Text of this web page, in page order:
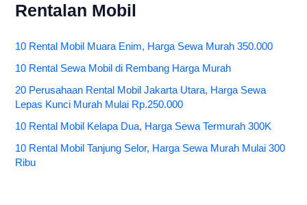
Rentalan Mobil
10 Rental Mobil Muara Enim, Harga Sewa Murah 350.000
10 Rental Sewa Mobil di Rembang Harga Murah
20 Perusahaan Rental Mobil Jakarta Utara, Harga Sewa
Lepas Kunci Murah Mulai Rp.250.000
10 Rental Mobil Kelapa Dua, Harga Sewa Termurah 300K
10 Rental Mobil Tanjung Selor, Harga Sewa Murah Mulai 300
Ribu